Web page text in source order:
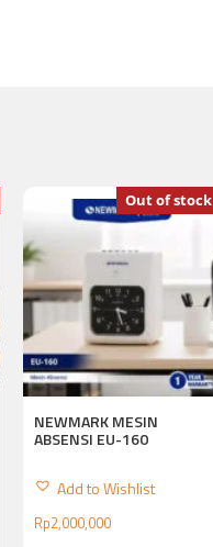
NEWMARK MESIN
ABSENSI EU-160
Add to Wishlist
Out of stock
Rp2,000,000